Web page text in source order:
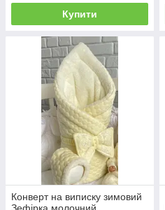
Купити
Конверт на виписку зимовий